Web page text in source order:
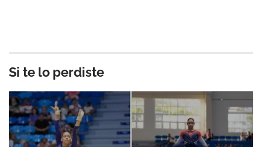
Si te lo perdiste